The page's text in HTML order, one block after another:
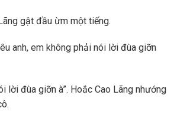
gật đầu ừm một tiếng.
anh, em không phải nói lời đùa giỡn
lời đùa giỡn à”. Hoắc Cao Lãng nhướng